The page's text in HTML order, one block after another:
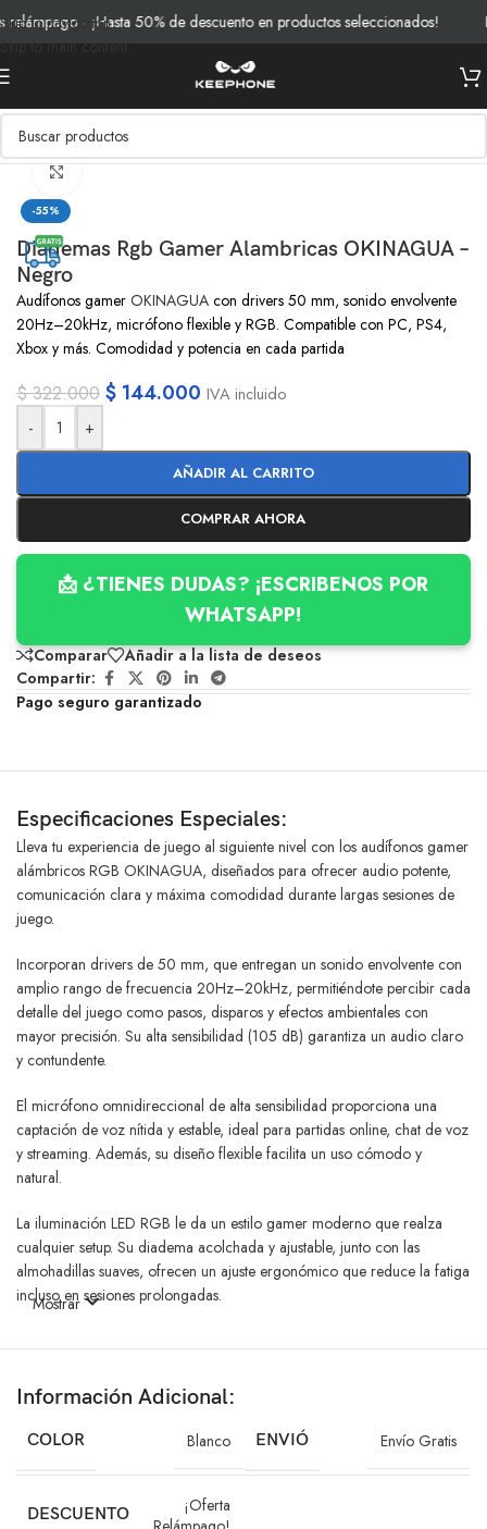
Skip to navigation
Skip to main content
- ¡Hasta 50% de descuento en productos seleccionados!
Inicio/Productos/Audio
-55%
Diademas Rgb Gamer Alambricas OKINAGUA –
Negro
Audífonos gamer OKINAGUA con drivers 50 mm, sonido envolvente
20Hz–20kHz, micrófono flexible y RGB. Compatible con PC, PS4,
Xbox y más. Comodidad y potencia en cada partida
$322.000 $ 144.000 IVA incluido
-
+
AÑADIR AL CARRITO
COMPRAR AHORA
📩 ¿TIENES DUDAS? ¡ESCRIBENOS POR
WHATSAPP!
Comparar
Añadir a la lista de deseos
Compartir:
Pago seguro garantizado
Especificaciones Especiales:
Lleva tu experiencia de juego al siguiente nivel con los audífonos gamer
alámbricos RGB OKINAGUA, diseñados para ofrecer audio potente,
comunicación clara y máxima comodidad durante largas sesiones de
juego.
Incorporan drivers de 50 mm, que entregan un sonido envolvente con
amplio rango de frecuencia 20Hz–20kHz, permitiéndote percibir cada
detalle del juego como pasos, disparos y efectos ambientales con
mayor precisión. Su alta sensibilidad (105 dB) garantiza un audio claro
y contundente.
El micrófono omnidireccional de alta sensibilidad proporciona una
captación de voz nítida y estable, ideal para partidas online, chat de voz
y streaming. Además, su diseño flexible facilita un uso cómodo y
natural.
La iluminación LED RGB le da un estilo gamer moderno que realza
cualquier setup. Su diadema acolchada y ajustable, junto con las
almohadillas suaves, ofrecen un ajuste ergonómico que reduce la fatiga
incluso en sesiones prolongadas.
en la conexión. El cable de 2.2 metros brinda libertad de movimiento
Características destacadas:
Mostrar
Información Adicional:
COLOR Blanco ENVIÓ Envío Gratis
DESCUENTO
¡Oferta